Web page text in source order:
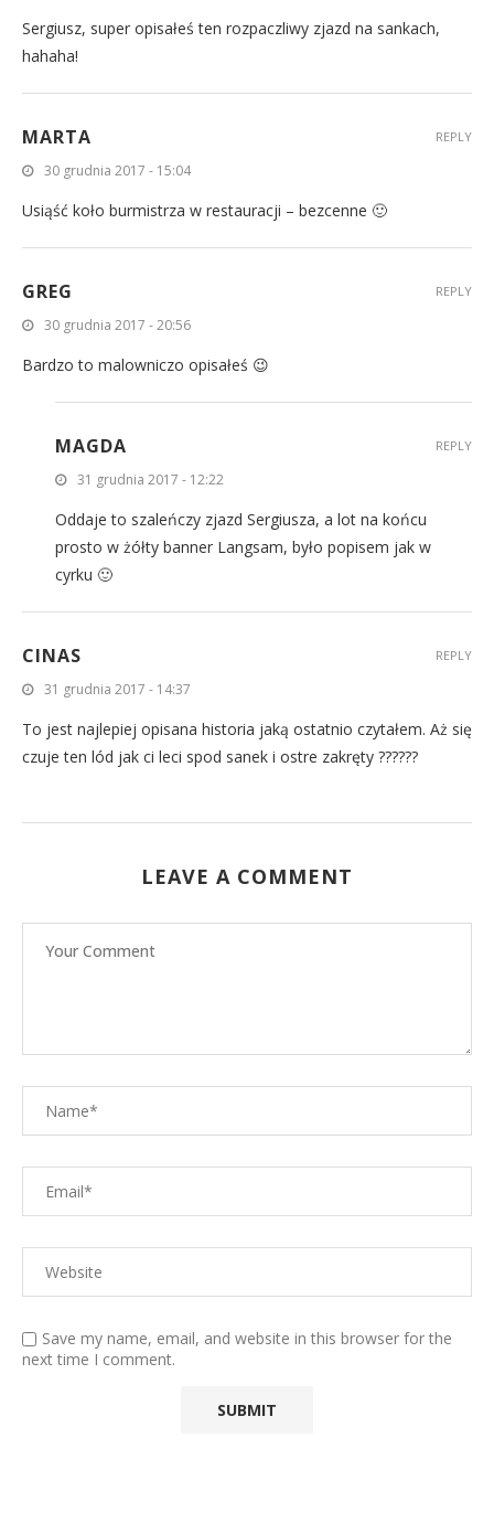
Sergiusz, super opisałeś ten rozpaczliwy zjazd na sankach,
hahaha!
MARTA
30 grudnia 2017 - 15:04
Usiąść koło burmistrza w restauracji – bezcenne 🙂
REPLY
GREG
30 grudnia 2017 - 20:56
Bardzo to malowniczo opisałeś 😉
REPLY
MAGDA
31 grudnia 2017 - 12:22
Oddaje to szaleńczy zjazd Sergiusza, a lot na końcu
prosto w żółty banner Langsam, było popisem jak w
cyrku 🙂
REPLY
CINAS
31 grudnia 2017 - 14:37
To jest najlepiej opisana historia jaką ostatnio czytałem. Aż się
czuje ten lód jak ci leci spod sanek i ostre zakręty ??????
REPLY
LEAVE A COMMENT
Save my name, email, and website in this browser for the
next time I comment.